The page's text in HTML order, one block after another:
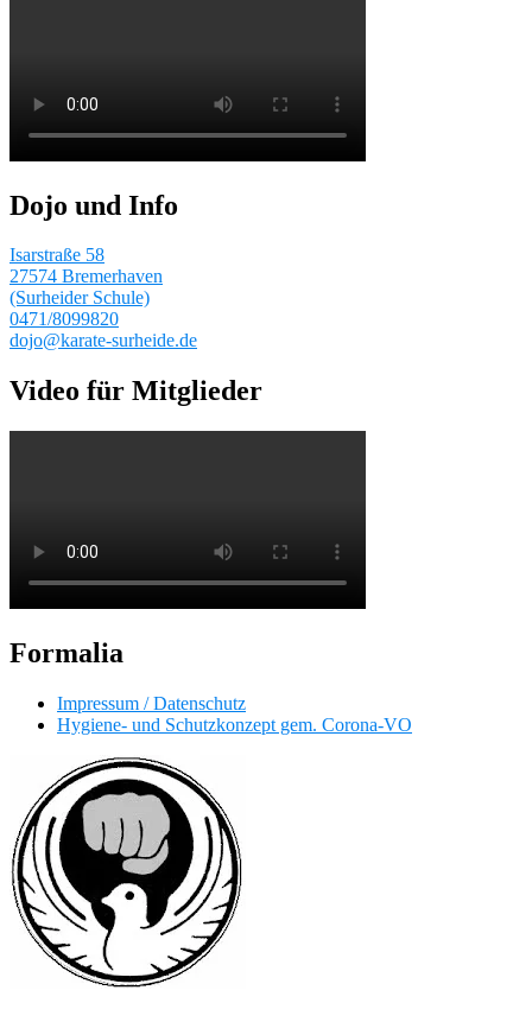
Dojo und Info
Isarstraße 58
27574 Bremerhaven
(Surheider Schule)
0471/8099820
dojo@karate-surheide.de
Video für Mitglieder
Formalia
Impressum / Datenschutz
Hygiene- und Schutzkonzept gem. Corona-VO